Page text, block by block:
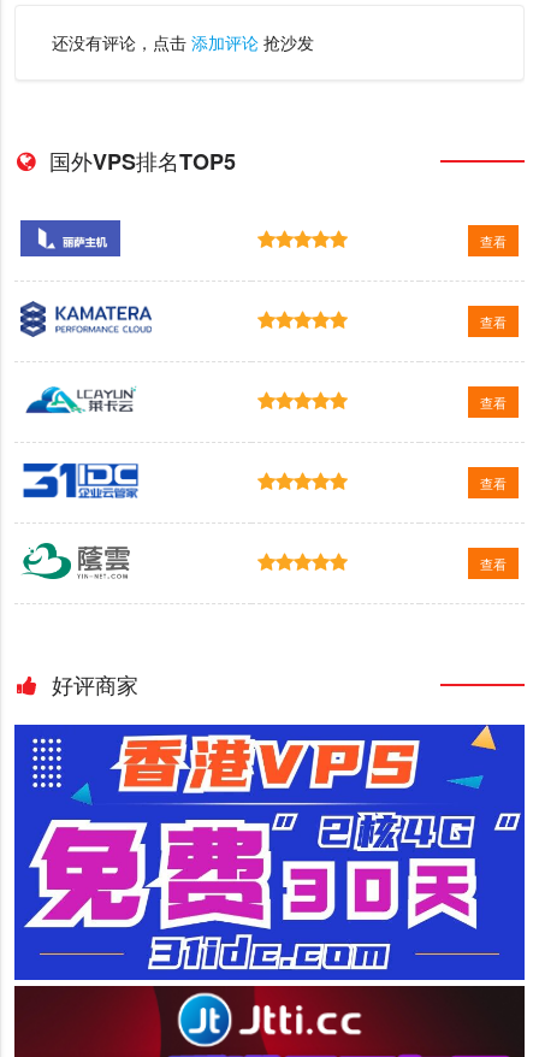
还没有评论，点击 添加评论抢沙发
国外VPS排名TOP5
查看
查看
查看
查看
查看
好评商家